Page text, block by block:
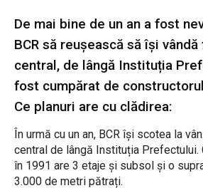
De mai bine de un an a fost
BCR să reușească să își
central, de lângă Instituția
fost cumpărat de
Ce planuri are cu clădirea:
În urmă cu un an, BCR își scotea la
central de lângă Instituția Prefectului.
în 1991 are 3 etaje și subsol și o
3.000 de metri pătrați.